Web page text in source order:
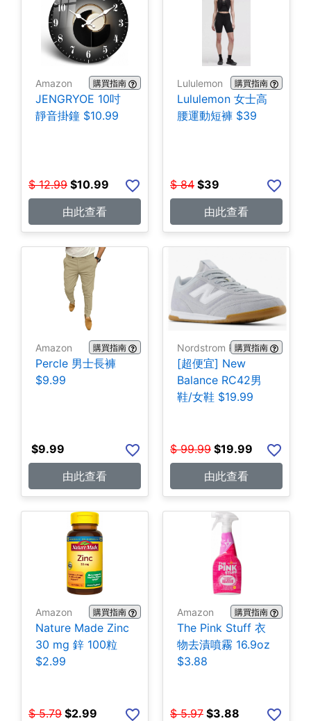
Amazon 購買指南
JENGRYOE 10吋
靜音掛鐘 $10.99
$ 12.99 $10.99
由此查看
Lululemon 購買指南
Lululemon 女士高
腰運動短褲 $39
$ 84 $39
由此查看
Amazon 購買指南
Percle 男士長褲
$9.99
$9.99
由此查看
Nordstrom Rack購買指南
[超便宜] New
Balance RC42男
鞋/女鞋 $19.99
$ 99.99 $19.99
由此查看
Amazon 購買指南
Nature Made Zinc
30 mg 鋅 100粒
$2.99
$ 5.79 $2.99
Amazon 購買指南
The Pink Stuff 衣
物去漬噴霧 16.9oz
$3.88
$ 5.97 $3.88